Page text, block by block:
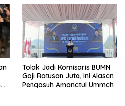
Tolak Jadi Komisaris BUMN
Gaji Ratusan Juta, Ini Alasan
Pengasuh Amanatul Ummah